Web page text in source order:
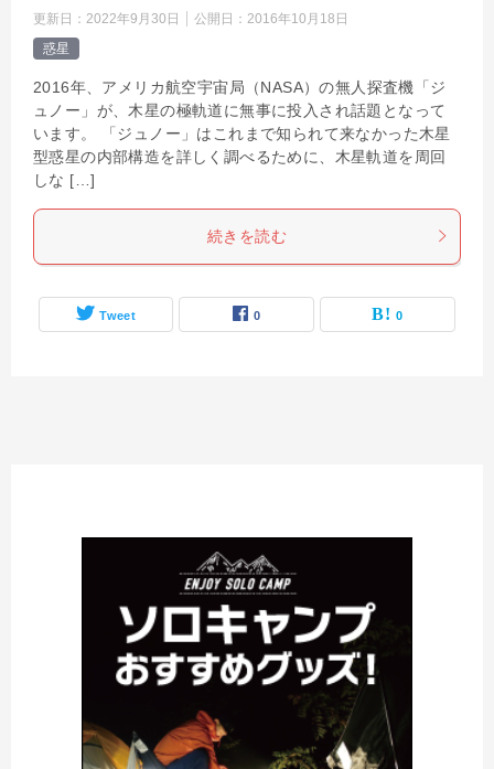
更新日： 2022年9月30日 公開日： 2016年10月18日
惑星
2016年、アメリカ航空宇宙局（NASA）の無人探査機「ジ
ュノー」が、木星の極軌道に無事に投入され話題となって
います。 「ジュノー」はこれまで知られて来なかった木星
型惑星の内部構造を詳しく調べるために、木星軌道を周回
しな […]
続きを読む
Tweet 0 0